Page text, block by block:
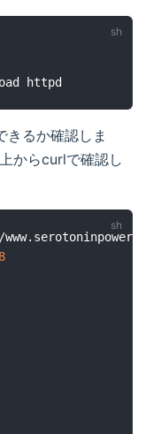
るか確認しま
からcurlで確認し